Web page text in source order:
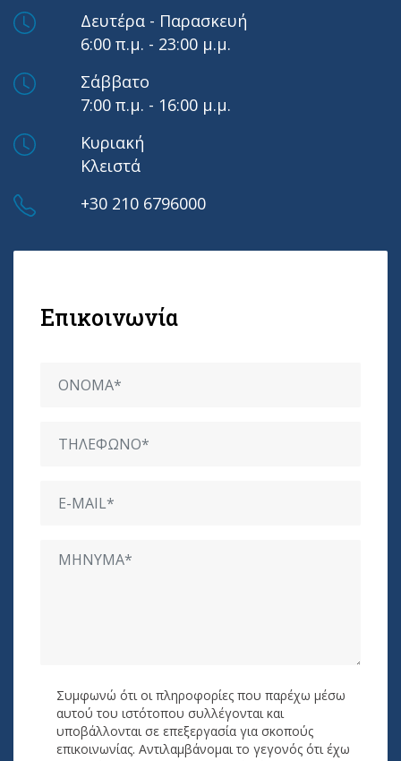
Δευτέρα - Παρασκευή
6:00 π.μ. - 23:00 μ.μ.
Σάββατο
7:00 π.μ. - 16:00 μ.μ.
Κυριακή
Κλειστά
+30 210 6796000
Επικοινωνία
Συμφωνώ ότι οι πληροφορίες που παρέχω μέσω
αυτού του ιστότοπου συλλέγονται και
υποβάλλονται σε επεξεργασία για σκοπούς
επικοινωνίας. Αντιλαμβάνομαι το γεγονός ότι έχω